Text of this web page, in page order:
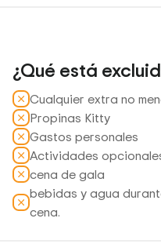
¿Qué está
Cualquier extra no
Propinas Kitty
Gastos personales
Actividades
cena de gala
bebidas y agua
cena.